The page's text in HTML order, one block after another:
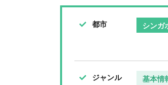
都市 シンガ
ジャンル 基本情